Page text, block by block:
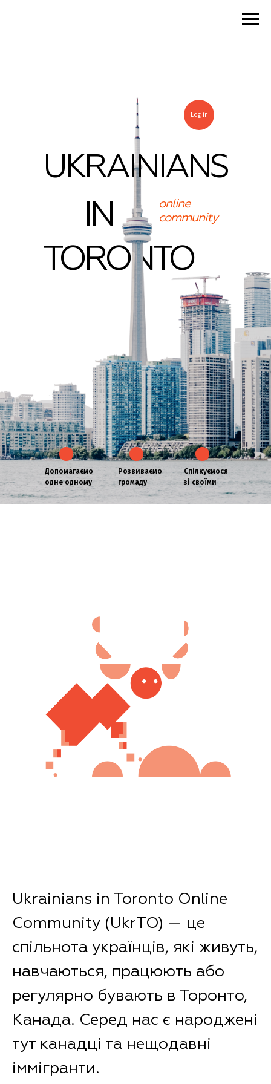
TORONTO
UKRAINIANS
online
community
IN
Спілкуємося
зі своїми
Допомагаємо
одне одному
Розвиваємо
громаду
Log in
Ukrainians in Toronto Online
Community (UkrTO) — це
спільнота українців, які живуть,
навчаються, працюють або
регулярно бувають в Торонто,
Канада. Серед нас є народжені
тут канадці та нещодавні
іммігранти.